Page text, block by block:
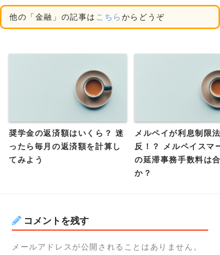
他の「金融」の記事は こちら からどうぞ
奨学金の返済額はいくら？ 迷
ったら毎月の返済額を計算し
てみよう
メルペイが利息制限
反！？ メルペイスマ
の延滞事務手数料は
か？
コメントを残す
メールアドレスが公開されることはありません。